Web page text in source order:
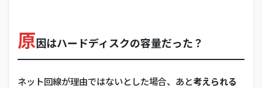
原因はハードディスクの容量だった？
ネット回線が理由ではないとした場合、あと考えられる